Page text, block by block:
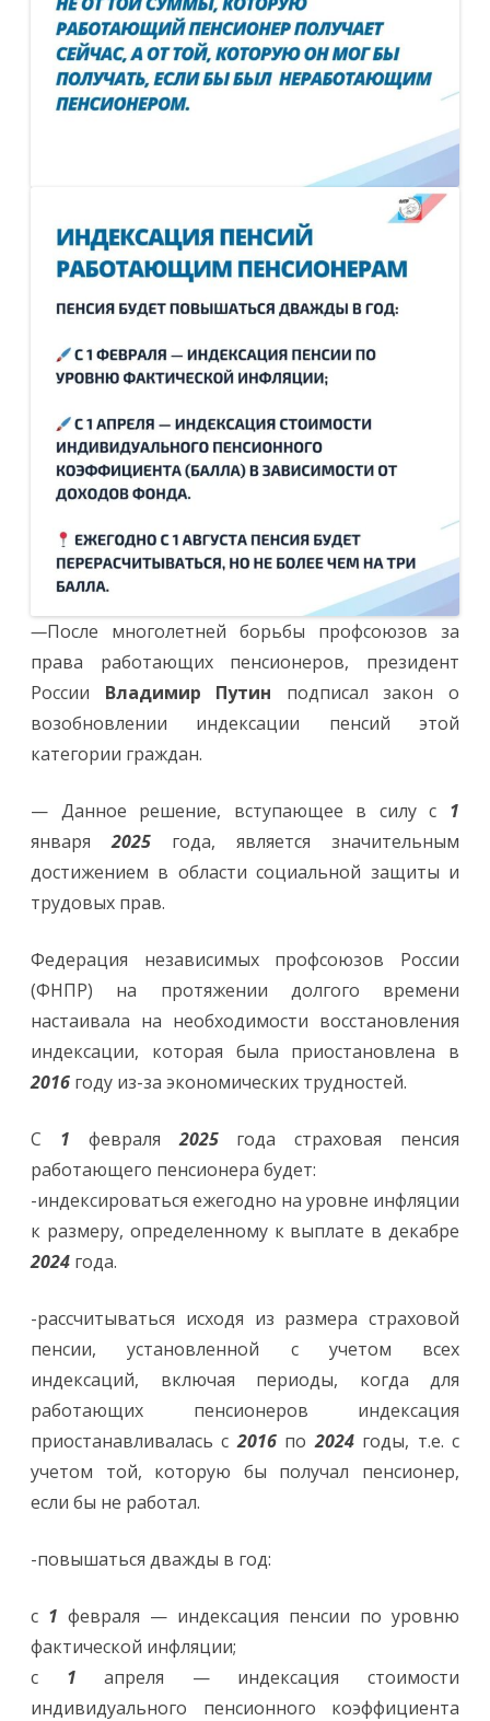
—После многолетней борьбы профсоюзов за
права работающих пенсионеров, президент
России Владимир Путин подписал закон о
возобновлении индексации пенсий этой
категории граждан.
— Данное решение, вступающее в силу с 1
января2025 года, является значительным
достижением в области социальной защиты и
трудовых прав.
Федерация независимых профсоюзов России
(ФНПР) на протяжении долгого времени
настаивала на необходимости восстановления
индексации, которая была приостановлена в
2016 году из-за экономических трудностей.
С 1 февраля2025года страховая пенсия
работающего пенсионера будет:
-индексироваться ежегодно на уровне инфляции
к размеру, определенному к выплате в декабре
2024 года.
-рассчитываться исходя из размера страховой
пенсии, установленной с учетом всех
индексаций, включая периоды, когда для
работающих пенсионеров индексация
приостанавливалась с2016по2024годы, т.е. с
учетом той, которую бы получал пенсионер,
если бы не работал.
-повышаться дважды в год:
с 1 февраля — индексация пенсии по уровню
фактической инфляции;
с 1 апреля — индексация стоимости
индивидуального пенсионного коэффициента